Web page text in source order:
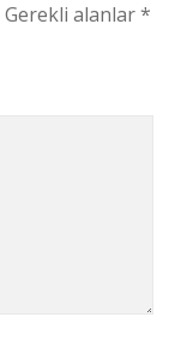
Gerekli alanlar*